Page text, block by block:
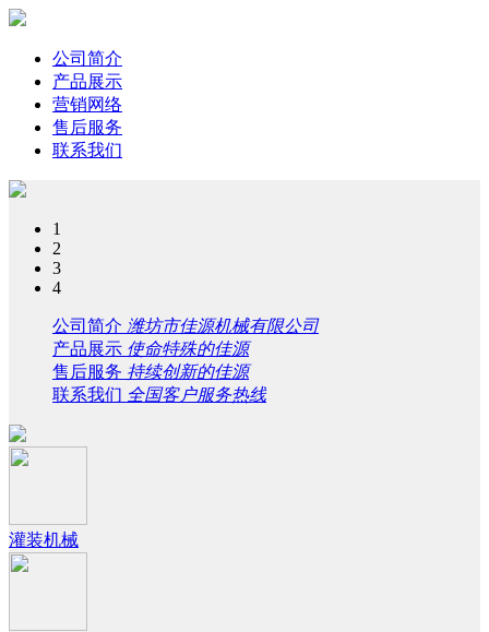
公司简介
产品展示
营销网络
售后服务
联系我们
1
2
3
4
公司简介 潍坊市佳源机械有限公司
产品展示 使命特殊的佳源
售后服务 持续创新的佳源
联系我们 全国客户服务热线
灌装机械